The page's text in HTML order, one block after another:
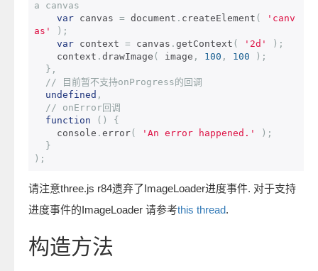
a canvas
var canvas = document . createElement (
'canv
as'
);
var context = canvas . getContext ( '2d'
);
    context
. drawImage ( image , 100 , 100
);
},
// 目前暂不支持onProgress的回调
undefined ,
// onError回调
function
()
{
    console
. error( 'An error happened.'
);
}
);
请注意three.js r84遗弃了ImageLoader进度事件. 对于支持
进度事件的ImageLoader 请参考this thread.
构造方法